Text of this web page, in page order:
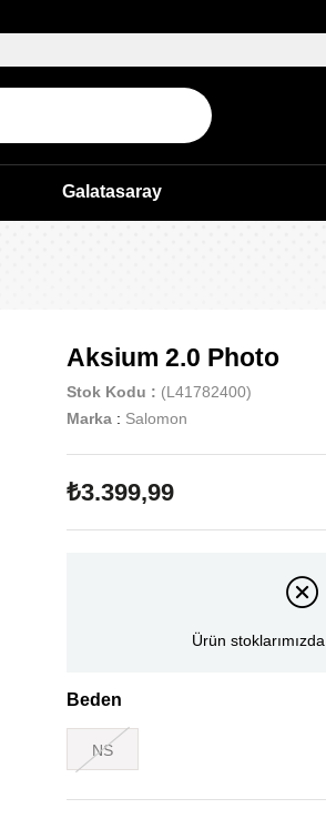
Galatasaray
Aksium 2.0 Photo
Stok Kodu
(L41782400)
Marka : Salomon
₺3.399,99
Ürün stoklarımızda
Beden
NS